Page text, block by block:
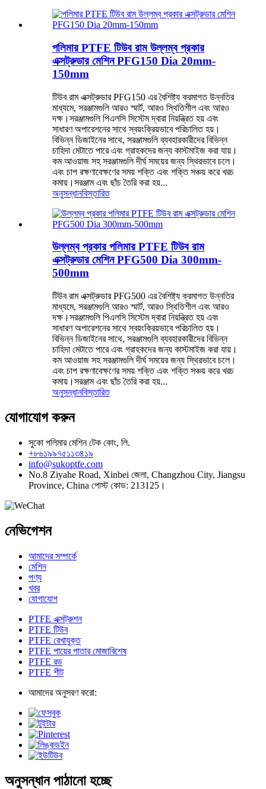
পলিমার PTFE টিউব রাম উল্লম্ব প্রকার
এক্সট্রুডার মেশিন PFG150 Dia 20mm-
150mm
টিউব রাম এক্সট্রুডার PFG150 এর বৈশিষ্ট্য ক্রমাগত উন্নতির
মাধ্যমে, সরঞ্জামগুলি আরও স্মার্ট, আরও স্থিতিশীল এবং আরও
দক্ষ।সরঞ্জামগুলি পিএলসি সিস্টেম দ্বারা নিয়ন্ত্রিত হয় এবং
সাধারণ অপারেশনের সাথে স্বয়ংক্রিয়ভাবে পরিচালিত হয়।
বিভিন্ন ডিজাইনের সাথে, সরঞ্জামগুলি ব্যবহারকারীদের বিভিন্ন
চাহিদা মেটাতে পারে এবং গ্রাহকদের জন্য কাস্টমাইজ করা যায়।
কম আওয়াজ সহ সরঞ্জামগুলি দীর্ঘ সময়ের জন্য স্থিরভাবে চলে।
এবং চাপ রক্ষণাবেক্ষণের সময় শক্তি এবং শক্তি সঞ্চয় করে খরচ
কমায়।সরঞ্জাম এবং ছাঁচ তৈরি করা হয়...
অনুসন্ধানবিস্তারিত
উল্লম্ব প্রকার পলিমার PTFE টিউব রাম
এক্সট্রুডার মেশিন PFG500 Dia 300mm-
500mm
টিউব রাম এক্সট্রুডার PFG500 এর বৈশিষ্ট্য ক্রমাগত উন্নতির
মাধ্যমে, সরঞ্জামগুলি আরও স্মার্ট, আরও স্থিতিশীল এবং আরও
দক্ষ।সরঞ্জামগুলি পিএলসি সিস্টেম দ্বারা নিয়ন্ত্রিত হয় এবং
সাধারণ অপারেশনের সাথে স্বয়ংক্রিয়ভাবে পরিচালিত হয়।
বিভিন্ন ডিজাইনের সাথে, সরঞ্জামগুলি ব্যবহারকারীদের বিভিন্ন
চাহিদা মেটাতে পারে এবং গ্রাহকদের জন্য কাস্টমাইজ করা যায়।
কম আওয়াজ সহ সরঞ্জামগুলি দীর্ঘ সময়ের জন্য স্থিরভাবে চলে।
এবং চাপ রক্ষণাবেক্ষণের সময় শক্তি এবং শক্তি সঞ্চয় করে খরচ
কমায়।সরঞ্জাম এবং ছাঁচ তৈরি করা হয়...
অনুসন্ধানবিস্তারিত
যোগাযোগ করুন
সুকো পলিমার মেশিন টেক কোং, লি.
+৮৬১৯৯৭৫১১৩৪১৯
info@sukoptfe.com
No.8 Ziyahe Road, Xinbei জেলা, Changzhou City, Jiangsu
Province, China পোস্ট কোড: 213125।
নেভিগেশন
আমাদের সম্পর্কে
মেশিন
পণ্য
খবর
যোগাযোগ
PTFE এক্সট্রুশন
PTFE টিউব
PTFE রেখাযুক্ত
PTFE পায়ের পাতার মোজাবিশেষ
PTFE রড
PTFE শীট
আমাদের অনুসরণ করো:
অনুসন্ধান পাঠানো হচ্ছে